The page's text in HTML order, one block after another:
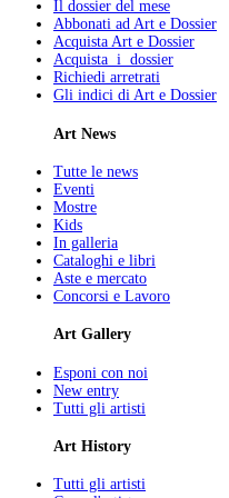
Il dossier del mese
Abbonati ad Art e Dossier
Acquista Art e Dossier
Acquista i dossier
Richiedi arretrati
Gli indici di Art e Dossier
Art News
Tutte le news
Eventi
Mostre
Kids
In galleria
Cataloghi e libri
Aste e mercato
Concorsi e Lavoro
Art Gallery
Esponi con noi
New entry
Tutti gli artisti
Art History
Tutti gli artisti